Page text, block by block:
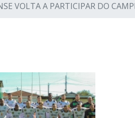
VOLTA A PARTICIPAR DO